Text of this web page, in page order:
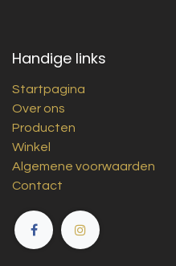
Handige links
Startpagina
Over ons
Producten
Winkel
Algemene voorwaarden
Contact